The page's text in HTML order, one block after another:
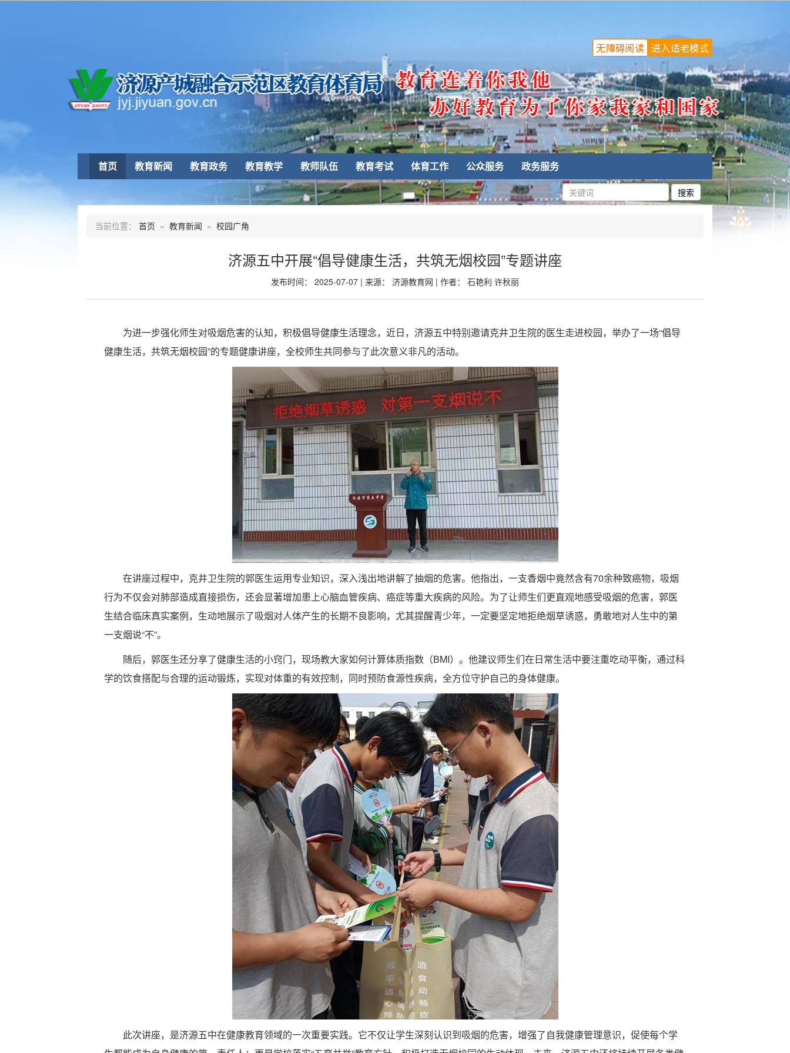
首页 教育新闻 教育政务 教育教学 教师队伍 教育考试 体育工作 公众服务 政务服务
进入适老模式
无障碍阅读
当前位置： 首页 » 教育新闻 » 校园广角
济源五中开展“倡导健康生活，共筑无烟校园”专题讲座
发布时间： 2025-07-07 | 来源： 济源教育网 | 作者： 石艳利 许秋丽
为进一步强化师生对吸烟危害的认知，积极倡导健康生活理念，近日，济源五中特别邀请克井卫生院的医生走进校园，举办了一场“倡导
健康生活，共筑无烟校园”的专题健康讲座，全校师生共同参与了此次意义非凡的活动。
在讲座过程中，克井卫生院的郭医生运用专业知识，深入浅出地讲解了抽烟的危害。他指出，一支香烟中竟然含有70余种致癌物，吸烟
行为不仅会对肺部造成直接损伤，还会显著增加患上心脑血管疾病、癌症等重大疾病的风险。为了让师生们更直观地感受吸烟的危害，郭医
生结合临床真实案例，生动地展示了吸烟对人体产生的长期不良影响，尤其提醒青少年，一定要坚定地拒绝烟草诱惑，勇敢地对人生中的第
一支烟说“不”。
随后，郭医生还分享了健康生活的小窍门，现场教大家如何计算体质指数（BMI）。他建议师生们在日常生活中要注重吃动平衡，通过科
学的饮食搭配与合理的运动锻炼，实现对体重的有效控制，同时预防食源性疾病，全方位守护自己的身体健康。
此次讲座，是济源五中在健康教育领域的一次重要实践。它不仅让学生深刻认识到吸烟的危害，增强了自我健康管理意识，促使每个学